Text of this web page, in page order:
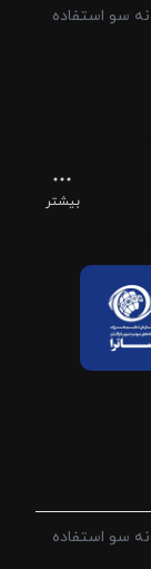
سو استفاده
بیشتر
سو استفاده